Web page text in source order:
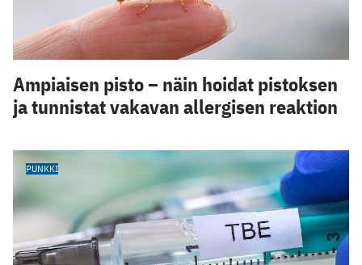
Ampiaisen pisto – näin hoidat pistoksen
ja tunnistat vakavan allergisen reaktion
PUNKKI